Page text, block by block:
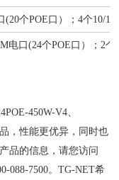
(20个POE口）；4个10/
电口(24个POE口）；2
450W-V4、
，性能更优异，同时也
品的信息，请您访问
088-7500。TG-NET希